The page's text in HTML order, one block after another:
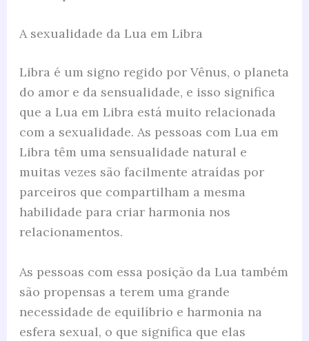
A sexualidade da Lua em Libra
Libra é um signo regido por Vênus, o planeta
do amor e da sensualidade, e isso significa
que a Lua em Libra está muito relacionada
com a sexualidade. As pessoas com Lua em
Libra têm uma sensualidade natural e
muitas vezes são facilmente atraídas por
parceiros que compartilham a mesma
habilidade para criar harmonia nos
relacionamentos.
As pessoas com essa posição da Lua também
são propensas a terem uma grande
necessidade de equilíbrio e harmonia na
esfera sexual, o que significa que elas